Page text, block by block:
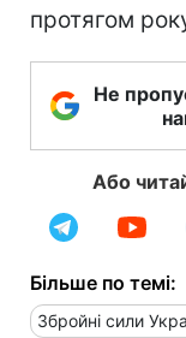
протягом
Не
Або
Більше по темі:
Збройні сили